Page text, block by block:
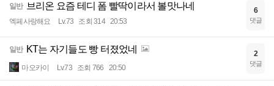
일반 브리온 요즘 테디 폼 빨딱이라서 볼맛나네
엑페사랑해요 Lv.73 조회 314 20:53
6
댓글
일반 KT는 자기들도 빵 터졌었네
마오카이 Lv.73 조회 766 20:50
2
댓글